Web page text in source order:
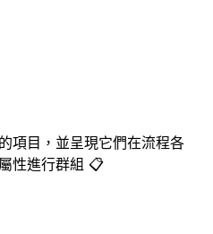
項目，並呈現它們在流程各
性進行群組 📋